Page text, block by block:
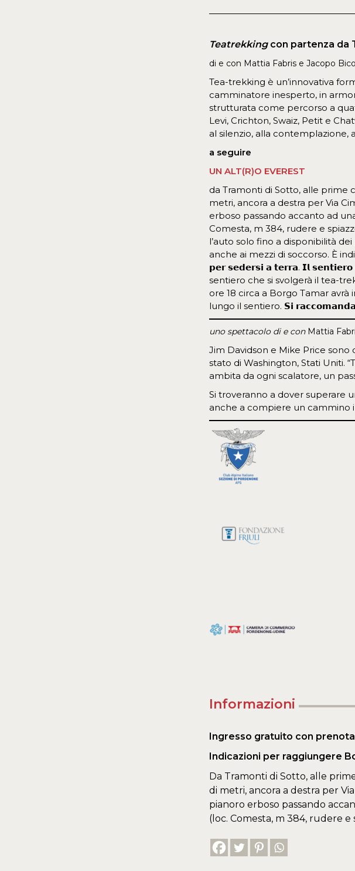
Teatrekkingcon partenza da
di e con Mattia Fabris e Jacopo
Tea-trekking è un’innovativa
camminatore inesperto, in
strutturata come percorso a
Levi, Crichton, Swaiz, Petit e
al silenzio, alla contemplazione,
a seguire
UN ALT(R)O EVEREST
da Tramonti di Sotto, alle prime
metri, ancora a destra per Via
erboso passando accanto ad
Comesta, m 384, rudere e
l’auto solo fino a disponibilità
anche ai mezzi di soccorso. È
𝗽𝗲𝗿 𝘀𝗲𝗱𝗲𝗿𝘀𝗶 𝗮 𝘁𝗲𝗿𝗿𝗮. 𝗜𝗹
sentiero che si svolgerà il tea-
ore 18 circa a Borgo Tamar avrà
lungo il sentiero. 𝗦𝗶 𝗿𝗮𝗰𝗰𝗼𝗺𝗮𝗻𝗱𝗮
uno spettacolo di e conMattia
Jim Davidson e Mike Price sono
stato di Washington, Stati Uniti.
ambita da ogni scalatore, un
Si troveranno a dover superare
anche a compiere un cammino
Informazioni
Ingresso gratuito con
Indicazioni per raggiungere
Da Tramonti di Sotto, alle
di metri, ancora a destra per
pianoro erboso passando
(loc. Comesta, m 384, rudere e